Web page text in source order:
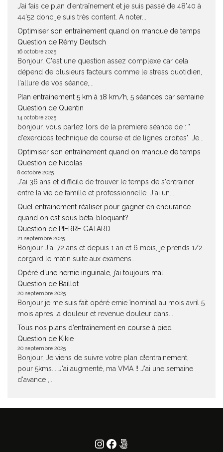
J’ai fais ce plan d’entraînement et je suis passé de 48’40 à
44’52 donc je suis très content. A noter...
Optimiser son entraînement quand on manque de temps
Question de Rémy Deutsch
16 octobre 2025
Bonjour, C'est une question assez complexe car cela
dépend de plusieurs facteurs comme le stress quotidien,
l'allure de vos séance,...
Plan entrainement 5 km à 18 km/h, 5 séances par semaine
Question de Quentin
14 octobre 2025
bonjour, vous parlez lors de la premiere séance de : "
d’exercices technique de course et de lignes droites". Je...
Optimiser son entraînement quand on manque de temps
Question de Nicolas
8 octobre 2025
J'ai 36 ans et difficile de trouver le temps de s'entrainer
entre la vie de famille et professionnelle. J'ai un...
Quel entrainement réaliser pour gagner en endurance
quand on est sous béta-bloquant?
Question de PIERRE GATARD
21 septembre 2025
Bonjour J'ai 72 ans et depuis 1 an et 6 mois, je prends 1/2
corgard le matin suite aux examens...
Opéré d’une hernie inguinale, j’ai toujours mal !
Question de Baillot
20 septembre 2025
Bonjour je me suis fait opéré ernie înominal au mois avril 5
mois apres la douleur et revenue douleur dans...
Tous nos plans d’entraînement en course à pied
Question de Kikie
20 septembre 2025
Bonjour, Je viens de suivre votre plan d!entrainement,
pour 5kms... J'ai augmenté, ma VMA !! J'ai une semaine
d'avance ,...
Instagram
Facebook
500px